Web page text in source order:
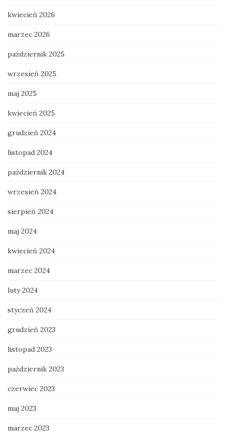
kwiecień 2026
marzec 2026
październik 2025
wrzesień 2025
maj 2025
kwiecień 2025
grudzień 2024
listopad 2024
październik 2024
wrzesień 2024
sierpień 2024
maj 2024
kwiecień 2024
marzec 2024
luty 2024
styczeń 2024
grudzień 2023
listopad 2023
październik 2023
czerwiec 2023
maj 2023
marzec 2023